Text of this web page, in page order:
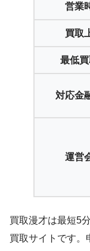
営業
買取
最低
対応金
運営
買取漫才は最短5
買取サイトです。